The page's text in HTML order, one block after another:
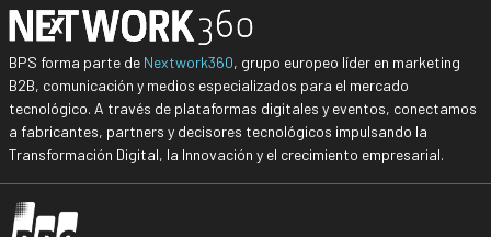
BPS forma parte de Nextwork360, grupo europeo líder en marketing
B2B, comunicación y medios especializados para el mercado
tecnológico. A través de plataformas digitales y eventos, conectamos
a fabricantes, partners y decisores tecnológicos impulsando la
Transformación Digital, la Innovación y el crecimiento empresarial.